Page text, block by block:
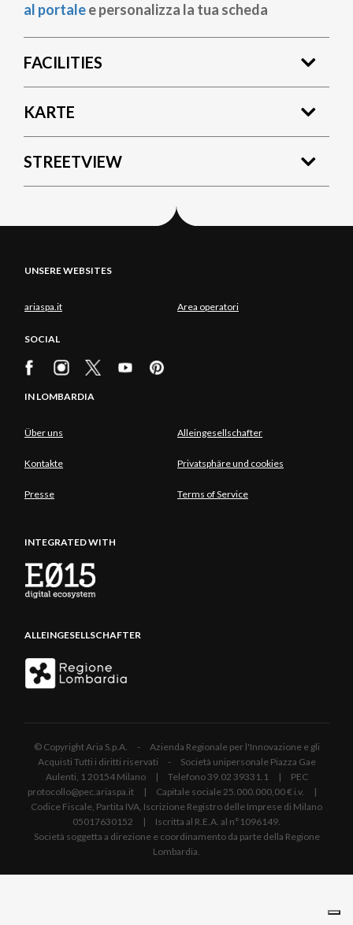
al portalee personalizza la tua scheda
FACILITIES
KARTE
STREETVIEW
UNSERE WEBSITES
ariaspa.it Area operatori
SOCIAL
IN LOMBARDIA
Über uns Alleingesellschafter
Kontakte Privatsphäre und cookies
Presse Terms of Service
INTEGRATED WITH
ALLEINGESELLSCHAFTER
© Copyright Aria S.p.A. - Azienda Regionale per l'Innovazione e gli
Acquisti Tutti i diritti riservati - Società unipersonale Piazza Gae
Aulenti, 1 20154 Milano | Telefono 39.02 39331.1 | PEC
protocollo@pec.ariaspa.it | Capitale sociale 25.000.000,00 € i.v. |
Codice Fiscale, Partita IVA, Iscrizione Registro delle Imprese di Milano
05017630152 | Iscritta al R.E.A. al n°1096149.
Società soggetta a direzione e coordinamento da parte della Regione
Lombardia.